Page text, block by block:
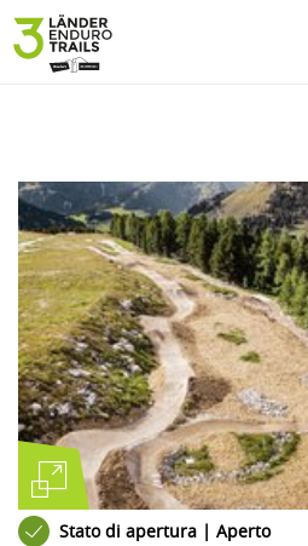
sr.Table Of Content
tourdetail.Ähnliche Touren
Stato di apertura | Aperto